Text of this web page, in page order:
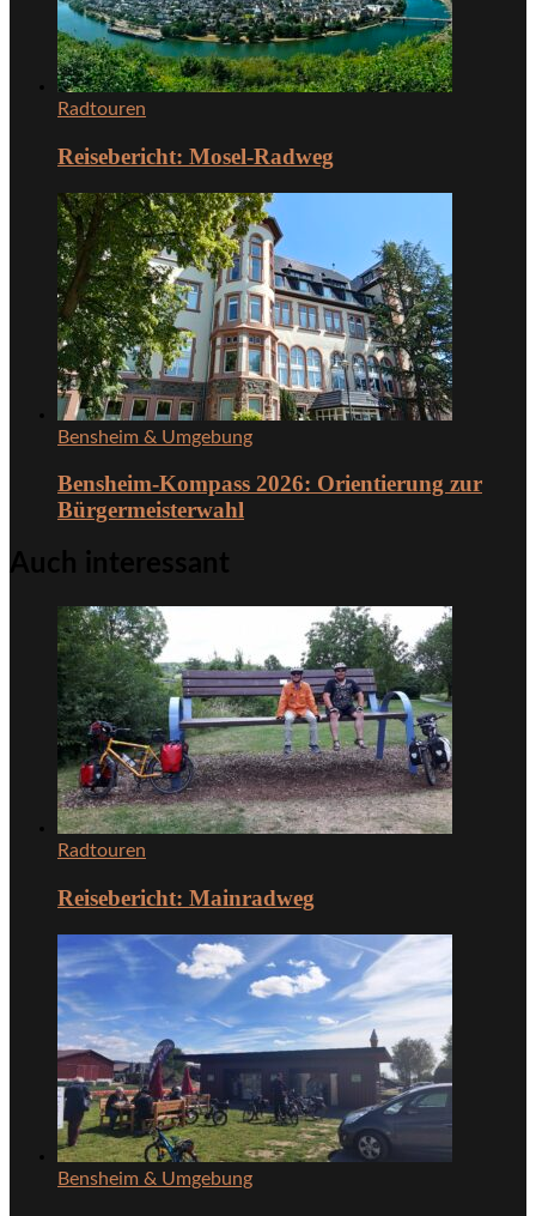
Radtouren
Reisebericht: Mosel-Radweg
Bensheim & Umgebung
Bensheim-Kompass 2026: Orientierung zur
Bürgermeisterwahl
Auch interessant
Radtouren
Reisebericht: Mainradweg
Bensheim & Umgebung